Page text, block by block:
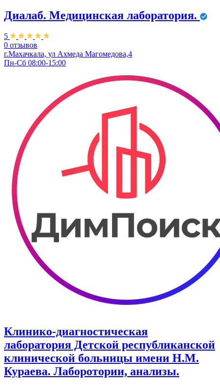
Диалаб. Медицинская лаборатория.
5
0 отзывов
г.Махачкала, ул Ахмеда Магомедова,4
Пн-Сб 08:00-15:00
Клинико-диагностическая
лаборатория Детской республиканской
клинической больницы имени Н.М.
Кураева. Лаборотории, анализы.